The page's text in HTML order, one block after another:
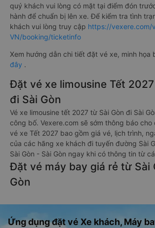
quý khách vui lòng có mặt tại điểm đón
hành để chuẩn bị lên xe. Để kiểm tra tình
khách vui lòng truy cập https://vexere.com/
VN/booking/ticketinfo
Xem hướng dẫn chi tiết đặt vé xe, minh họa
đây .
Đặt vé xe limousine Tết
đi Sài Gòn
Vé xe limousine tết 2027 từ Sài Gòn đi Sài
công bố. Vexere.com sẽ sớm thông báo
vé xe Tết 2027 bao gồm giá vé, lịch trình,
của các hãng xe khách đi tuyến đường Sài
Sài Gòn - Sài Gòn ngay khi có thông tin từ
Đặt vé máy bay giá rẻ từ Sài
Gòn
Ứng dụng đặt vé Xe khách, Máy